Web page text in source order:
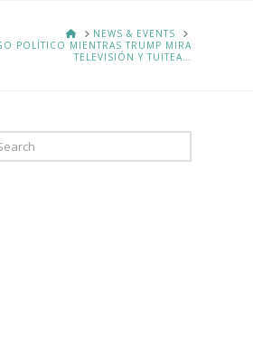
HOMENEWS & EVENTS
POLÍTICO MIENTRAS TRUMP MIRA
TELEVISIÓN Y TUITEA…